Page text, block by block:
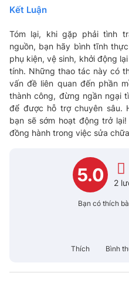
Kết Luận
Tóm lại, khi gặp phải tình
nguồn, bạn hãy bình tĩnh
phụ kiện, vệ sinh, khởi động
tính. Những thao tác này có
vấn đề liên quan đến phần
thành công, đừng ngần ngại
để được hỗ trợ chuyên sâu.
bạn sẽ sớm hoạt động trở
đồng hành trong việc sửa
5.0 2
Bạn có thích
Thích Bình